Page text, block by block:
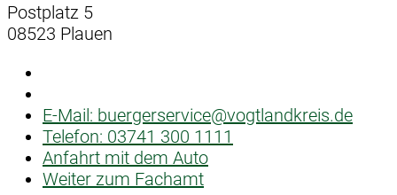
Postplatz 5
08523 Plauen
E-Mail: buergerservice@vogtlandkreis.de
Telefon: 03741 300 1111
Anfahrt mit dem Auto
Weiter zum Fachamt